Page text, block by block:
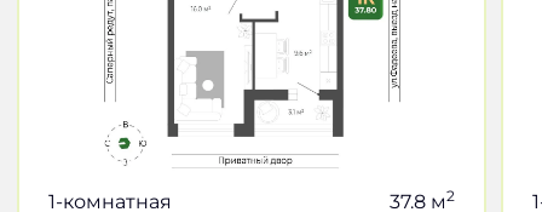
1-комнатная 37.8 м2